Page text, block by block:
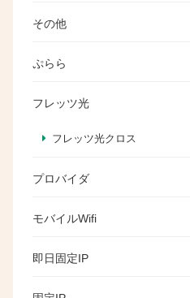
その他
ぷらら
フレッツ光
フレッツ光クロス
プロバイダ
モバイルWifi
即日固定IP